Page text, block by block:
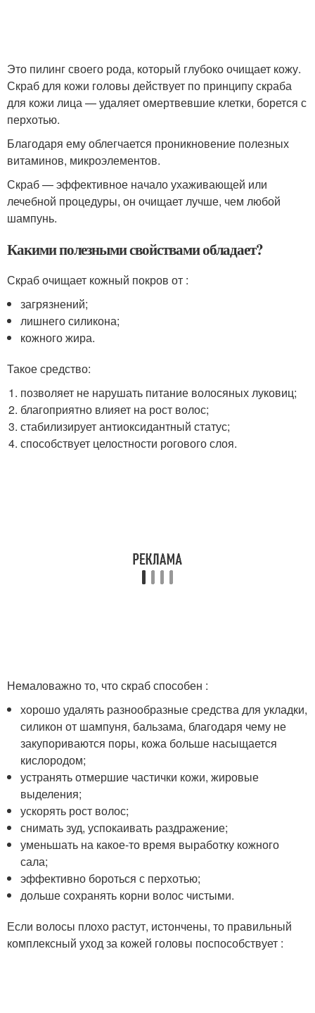
Это пилинг своего рода, который глубоко очищает кожу.
Скраб для кожи головы действует по принципу скраба
для кожи лица — удаляет омертвевшие клетки, борется с
перхотью.
Благодаря ему облегчается проникновение полезных
витаминов, микроэлементов.
Скраб — эффективное начало ухаживающей или
лечебной процедуры, он очищает лучше, чем любой
шампунь.
Какими полезными свойствами обладает?
Скраб очищает кожный покров от :
загрязнений;
лишнего силикона;
кожного жира.
Такое средство:
позволяет не нарушать питание волосяных луковиц;
благоприятно влияет на рост волос;
стабилизирует антиоксидантный статус;
способствует целостности рогового слоя.
Немаловажно то, что скраб способен :
хорошо удалять разнообразные средства для укладки,
силикон от шампуня, бальзама, благодаря чему не
закупориваются поры, кожа больше насыщается
кислородом;
устранять отмершие частички кожи, жировые
выделения;
ускорять рост волос;
снимать зуд, успокаивать раздражение;
уменьшать на какое-то время выработку кожного
сала;
эффективно бороться с перхотью;
дольше сохранять корни волос чистыми.
Если волосы плохо растут, истончены, то правильный
комплексный уход за кожей головы поспособствует :